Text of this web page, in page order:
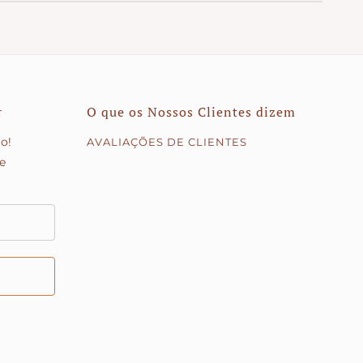
O que os Nossos Clientes dizem
AVALIAÇÕES DE CLIENTES